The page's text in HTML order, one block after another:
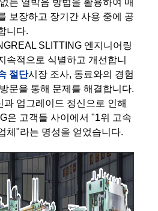
보장하고 장기간 사용 중에 공
니다.
SLITTING 엔지니어링
속적으로 식별하고 개선합니
절단시장 조사, 동료와의 경험
문을 통해 문제를 해결합니다.
과 업그레이드 정신으로 인해
은 고객들 사이에서 "1위 고속
체"라는 명성을 얻었습니다.